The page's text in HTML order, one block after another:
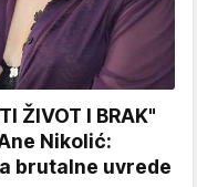
ŽIVOT I BRAK"
Nikolić:
brutalne uvrede